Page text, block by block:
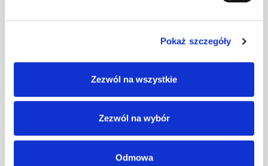
Pokaż szczegóły
Zezwól na wszystkie
Zezwól na wybór
Odmowa
1.470/77.01
grafit
szt